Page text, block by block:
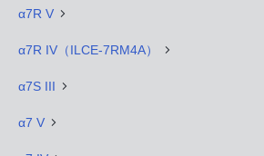
α7R V
α7R IV（ILCE-7RM4A）
α7S III
α7 V